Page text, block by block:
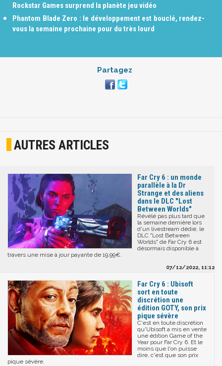
Rockstar Games surprend la planète jeu vidéo
Phantom Blade Zero : le développement est bouclé, rendez-
vous la semaine prochaine pour du très lourd
Partagez
AUTRES ARTICLES
Far Cry 6 : un monde
parallèle à la Dr
Strange et des aliens
dans le DLC "Lost
Between Worlds"
Révélé pas plus tard que
la semaine dernière lors
d'un livestream dédié, le
DLC "Lost Between
Worlds" de Far Cry 6 est
désormais disponible à
travers une mise à jour payante de 19,99€.
07/12/2022, 11:12
Far Cry 6 : Ubisoft
sort en toute
discrétion une
édition GOTY, son prix
pique sévère
C'est en toute discrétion
qu'Ubisoft a mis en vente
une édition Game of the
Year pour Far Cry 6. Et le
moins que l'on puisse
dire, c'est que son prix
pique sévère.